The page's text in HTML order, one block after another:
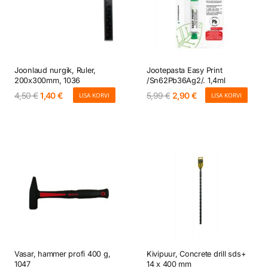
Joonlaud nurgik, Ruler,
200x300mm, 1036
4,50€Algne
hind
1,40€Current
price
LISA KORVI
Jootepasta Easy Print
/Sn62Pb36Ag2/. 1,4ml
5,99€ Algne
hind
2,90€Current
price
LISA KORVI
Vasar, hammer profi 400 g,
1047
Kivipuur, Concrete drill sds+
14 x 400 mm